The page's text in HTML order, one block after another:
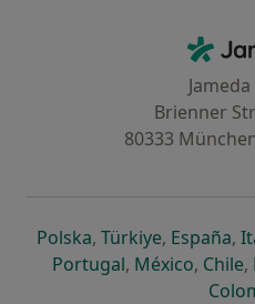
Brienner
80333
Polskaöffnet in einer
, Türkiyeöffnet in
, España,
Portugalöffnet in einer
, Méxicoöffnet
, Chile,